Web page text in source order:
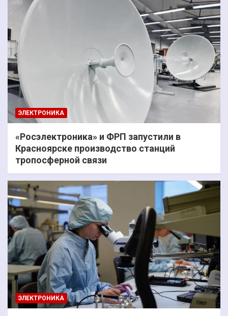
ЭЛЕКТРОНИКА
«Росэлектроника» и ФРП запустили в
Красноярске производство станций
тропосферной связи
ЭЛЕКТРОНИКА